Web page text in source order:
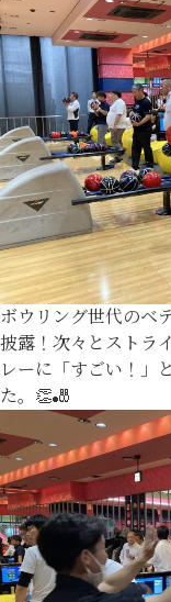
ボウリング世代のベ
披露！次々とストラ
レーに「すごい！」
た。👏🎳